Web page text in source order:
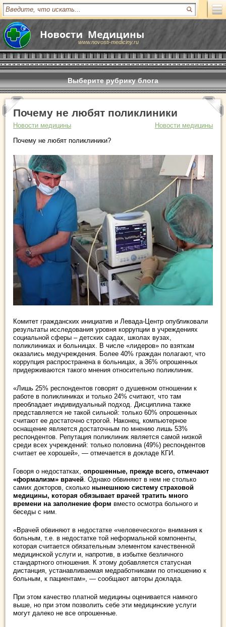
www.novosti-mediciny.ru
Выберите рубрику блога
Почему не любят поликлиники
Новости медицины
Новости медицины
Почему не любят поликлиники?
Комитет гражданских инициатив и Левада-Центр опубликовали
результаты исследования уровня коррупции в учреждениях
социальной сферы – детских садах, школах вузах,
поликлиниках и больницах. В числе «лидеров» по взяткам
оказались медучреждения. Более 40% граждан полагают, что
коррупция распространена в больницах, а 36% опрошенных
придерживаются такого мнения относительно поликлиник.
«Лишь 25% респондентов говорят о душевном отношении к
работе в поликлиниках и только 24% считают, что там
преобладает индивидуальный подход. Дисциплина также
представляется не такой сильной: только 60% опрошенных
считают ее достаточно строгой. Наконец, компьютерное
оснащение является достаточным по мнению лишь 53%
респондентов. Репутация поликлиник является самой низкой
среди всех учреждений: только половина (49%) респондентов
считает ее хорошей», — отмечается в докладе КГИ.
Говоря о недостатках, опрошенные, прежде всего, отмечают
«формализм» врачей. Однако обвиняют в нем не столько
самих докторов, сколько нынешнюю систему страховой
медицины, которая обязывает врачей тратить много
времени на заполнение форм вместо осмотра больного и
беседы с ним.
«Врачей обвиняют в недостатке «человеческого» внимания к
больным, т.е. в недостатке той неформальной компоненты,
которая считается обязательным элементом качественной
медицинской услуги и, напротив, в избытке безличного
стандартного отношения. К этому добавляется статусная
дистанция, устанавливаемая медработниками по отношению к
больным, к пациентам», — сообщают авторы доклада.
При этом качество платной медицины оценивается намного
выше, но при этом позволить себе эти медицинские услуги
могут далеко не все опрошенные.